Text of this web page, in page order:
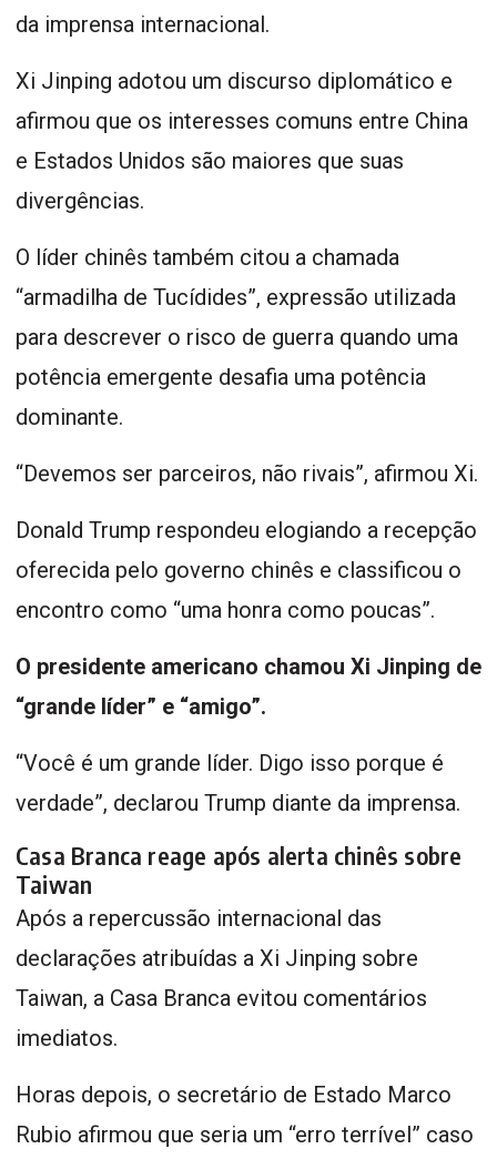
da imprensa internacional.
Xi Jinping adotou um discurso diplomático e
afirmou que os interesses comuns entre China
e Estados Unidos são maiores que suas
divergências.
O líder chinês também citou a chamada
“armadilha de Tucídides”, expressão utilizada
para descrever o risco de guerra quando uma
potência emergente desafia uma potência
dominante.
“Devemos ser parceiros, não rivais”, afirmou Xi.
Donald Trump respondeu elogiando a recepção
oferecida pelo governo chinês e classificou o
encontro como “uma honra como poucas”.
O presidente americano chamou Xi Jinping de
“grande líder” e “amigo”.
“Você é um grande líder. Digo isso porque é
verdade”, declarou Trump diante da imprensa.
Casa Branca reage após alerta chinês sobre
Taiwan
Após a repercussão internacional das
declarações atribuídas a Xi Jinping sobre
Taiwan, a Casa Branca evitou comentários
imediatos.
Horas depois, o secretário de Estado Marco
Rubio afirmou que seria um “erro terrível” caso